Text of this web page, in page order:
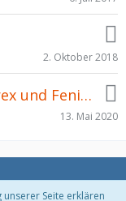
2. Oktober 2018
Garmin Edge, Forerunner, Foretrex und Fenix Serie
13. Mai 2020
Seite erklären